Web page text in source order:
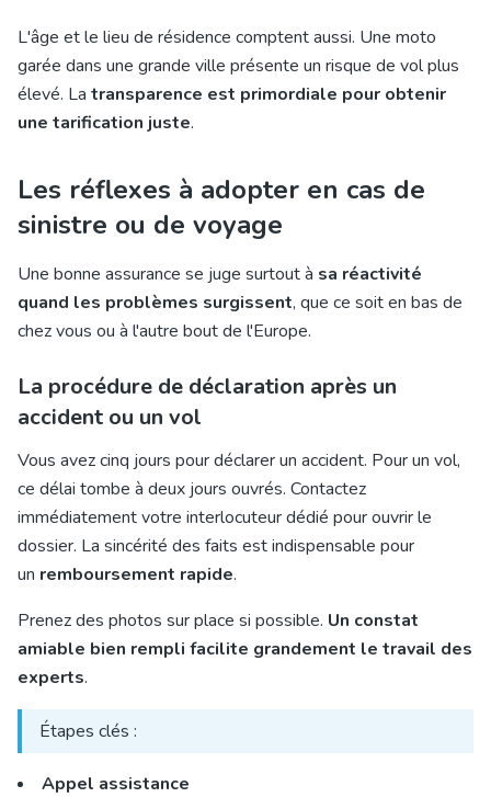
L'âge et le lieu de résidence comptent aussi. Une moto
garée dans une grande ville présente un risque de vol plus
élevé. La transparence est primordiale pour obtenir
une tarification juste.
Les réflexes à adopter en cas de
sinistre ou de voyage
Une bonne assurance se juge surtout à sa réactivité
quand les problèmes surgissent, que ce soit en bas de
chez vous ou à l'autre bout de l'Europe.
La procédure de déclaration après un
accident ou un vol
Vous avez cinq jours pour déclarer un accident. Pour un vol,
ce délai tombe à deux jours ouvrés. Contactez
immédiatement votre interlocuteur dédié pour ouvrir le
dossier. La sincérité des faits est indispensable pour
un remboursement rapide.
Prenez des photos sur place si possible. Un constat
amiable bien rempli facilite grandement le travail des
experts.
Étapes clés :
Appel assistance